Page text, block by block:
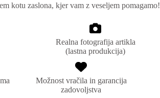
kotu zaslona, kjer vam z veseljem pomagamo!
Realna fotografija artikla
(lastna produkcija)
Možnost vračila in garancija
zadovoljstva